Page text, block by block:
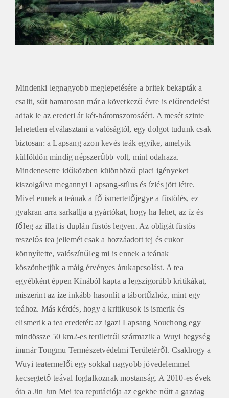
Mindenki legnagyobb meglepetésére a britek bekapták a
csalit, sőt hamarosan már a következő évre is előrendelést
adtak le az eredeti ár két-háromszorosáért. A mesét szinte
lehetetlen elválasztani a valóságtól, egy dolgot tudunk csak
biztosan: a Lapsang azon kevés teák egyike, amelyik
külföldön mindig népszerűbb volt, mint odahaza.
Mindenesetre időközben különböző piaci igényeket
kiszolgálva megannyi Lapsang-stílus és ízlés jött létre.
Mivel ennek a teának a fő ismertetőjegye a füstölés, ez
gyakran arra sarkallja a gyártókat, hogy ha lehet, az íz és
főleg az illat is duplán füstös legyen. Az obligát füstös
reszelős tea jellemét csak a hozzáadott tej és cukor
könnyítette, valószínűleg mi is ennek a teának
köszönhetjük a máig érvényes árukapcsolást. A tea
egyébként éppen Kínából kapta a legszigorúbb kritikákat,
miszerint az íze inkább hasonlít a tábortűzhöz, mint egy
teához. Más kérdés, hogy a kritikusok is ismerik és
elismerik a tea eredetét: az igazi Lapsang Souchong egy
mindössze 50 km2-es területről származik a Wuyi hegység
immár Tongmu Természetvédelmi Területéről. Csakhogy a
Wuyi teatermelői egy sokkal nagyobb jövedelemmel
kecsegtető teával foglalkoznak mostanság. A 2010-es évek
óta a Jin Jun Mei tea reputációja az egekbe nőtt a gazdag